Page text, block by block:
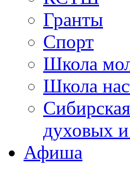
Гранты
Спорт
Школа
Школа
духовых
Афиша